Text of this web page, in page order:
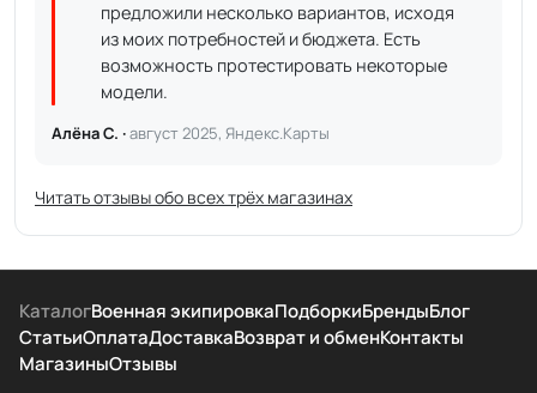
предложили несколько вариантов, исходя
из моих потребностей и бюджета. Есть
возможность протестировать некоторые
модели.
Алёна С. ·август 2025, Яндекс.Карты
Читать отзывы обо всех трёх магазинах
КаталогВоенная экипировкаПодборкиБрендыБлог
СтатьиОплатаДоставкаВозврат и обменКонтакты
МагазиныОтзывы